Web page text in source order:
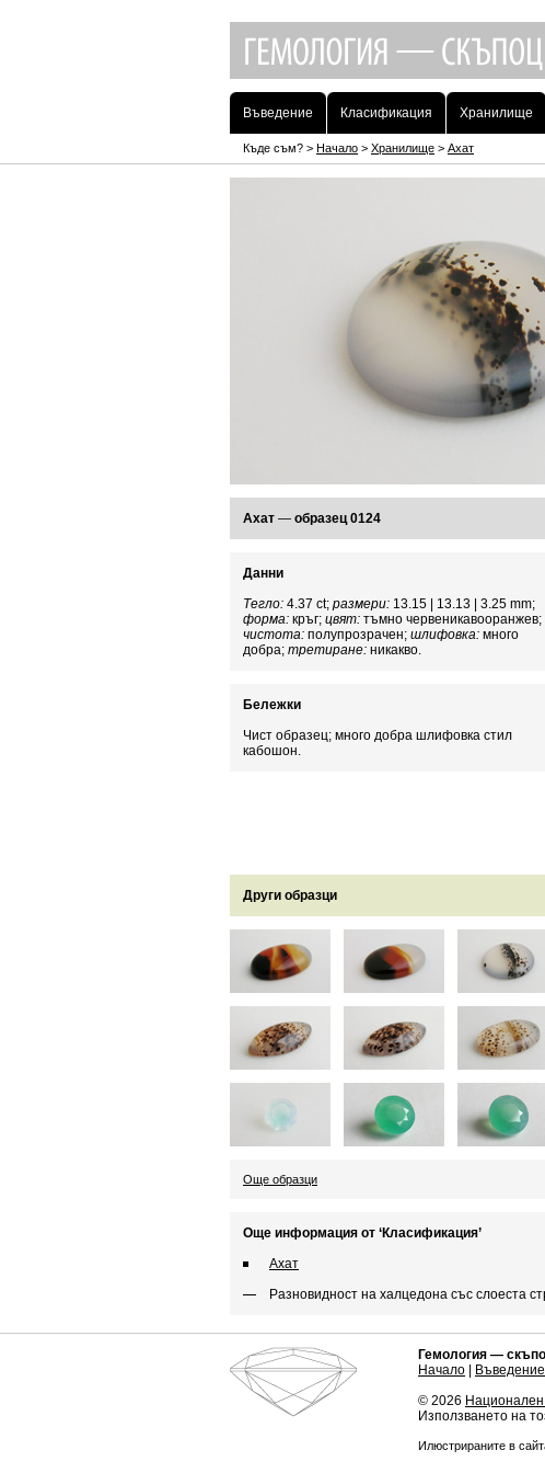
Въведение Класификация Хранилище
Къде съм? > Начало > Хранилище > Ахат
Ахат — образец 0124
Данни
Тегло: 4.37 ct; размери: 13.15 | 13.13 | 3.25 mm;
форма: кръг; цвят: тъмно червеникавооранжев;
чистота: полупрозрачен; шлифовка: много
добра; третиране: никакво.
Бележки
Чист образец; много добра шлифовка стил
кабошон.
Други образци
Още образци
Още информация от ‘Класификация’
Ахат
Разновидност на халцедона със слоеста
Гемология —
Начало
Въведение
© 2026
Използването на
Илюстрираните в